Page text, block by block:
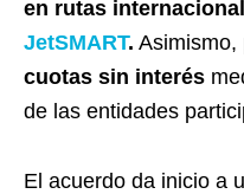
en rutas
JetSMART. Asimismo,
cuotas sin interés
de las entidades
El acuerdo da inicio a